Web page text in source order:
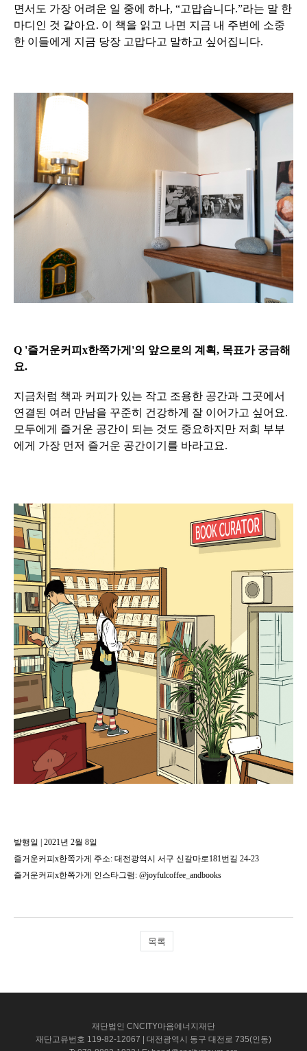
면서도 가장 어려운 일 중에 하나, “고맙습니다.”라는 말 한
마디인 것 같아요. 이 책을 읽고 나면 지금 내 주변에 소중
한 이들에게 지금 당장 고맙다고 말하고 싶어집니다.
Q '즐거운커피x한쪽가게'의 앞으로의 계획, 목표가 궁금해
요.
지금처럼 책과 커피가 있는 작고 조용한 공간과 그곳에서
연결된 여러 만남을 꾸준히 건강하게 잘 이어가고 싶어요.
모두에게 즐거운 공간이 되는 것도 중요하지만 저희 부부
에게 가장 먼저 즐거운 공간이기를 바라고요.
발행일 | 2021년 2월 8일
즐거운커피x한쪽가게 주소: 대전광역시 서구 신갈마로181번길 24-23
즐거운커피x한쪽가게 인스타그램: @joyfulcoffee_andbooks
목록
재단법인 CNCITY마음에너지재단
재단고유번호 119-82-12067 | 대전광역시 동구 대전로 735(인동)